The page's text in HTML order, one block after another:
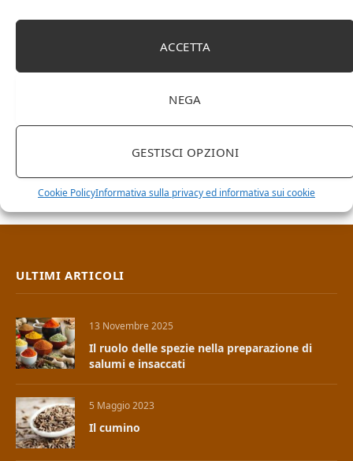
ACCETTA
NEGA
GESTISCI OPZIONI
Cookie PolicyInformativa sulla privacy ed informativa sui cookie
ULTIMI ARTICOLI
13 Novembre 2025
Il ruolo delle spezie nella preparazione di
salumi e insaccati
5 Maggio 2023
Il cumino